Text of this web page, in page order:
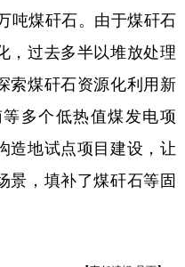
吨煤矸石。由于煤矸石
，过去多半以堆放处理
索煤矸石资源化利用新
多个低热值煤发电项
造地试点项目建设，让
景，填补了煤矸石等固